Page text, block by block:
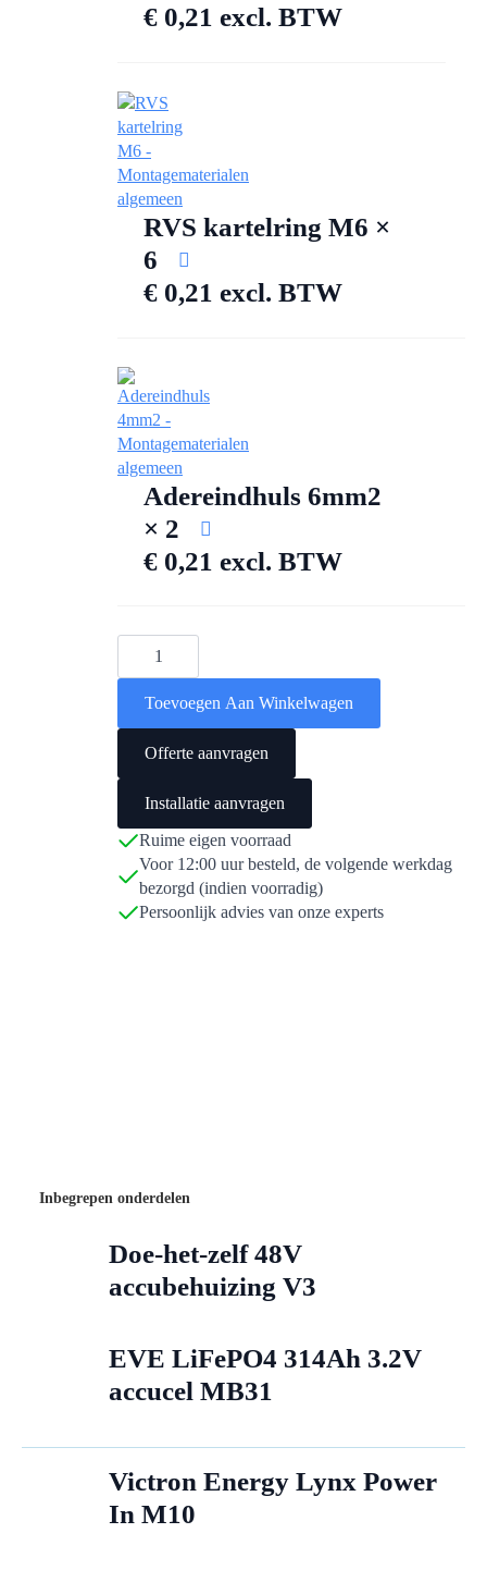
€ 0,21 excl. BTW
RVS kartelring M6 ×
6
€ 0,21 excl. BTW
Adereindhuls 6mm2
× 2
€ 0,21 excl. BTW
Batterijpakket
96kWh/24kVA
PRO
normaal
aantalToevoegen Aan Winkelwagen
Offerte aanvragen
Installatie aanvragen
Ruime eigen voorraad
Voor 12:00 uur besteld, de volgende werkdag
bezorgd (indien voorradig)
Persoonlijk advies van onze experts
Inbegrepen onderdelen
Doe-het-zelf 48V
accubehuizing V3
EVE LiFePO4 314Ah 3.2V
accucel MB31
Victron Energy Lynx Power
In M10